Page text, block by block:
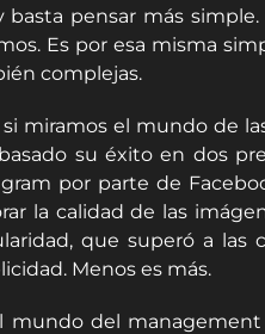
basta pensar más
Es por esa misma
complejas.
si miramos el mundo de
su éxito en dos
por parte de
la calidad de las
que superó a las
Menos es más.
mundo del management